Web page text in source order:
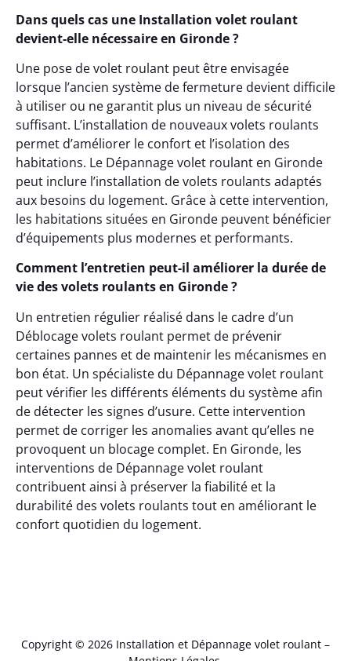
Dans quels cas une Installation volet roulant
devient-elle nécessaire en Gironde ?
Une pose de volet roulant peut être envisagée
lorsque l’ancien système de fermeture devient difficile
à utiliser ou ne garantit plus un niveau de sécurité
suffisant. L’installation de nouveaux volets roulants
permet d’améliorer le confort et l’isolation des
habitations. Le Dépannage volet roulant en Gironde
peut inclure l’installation de volets roulants adaptés
aux besoins du logement. Grâce à cette intervention,
les habitations situées en Gironde peuvent bénéficier
d’équipements plus modernes et performants.
Comment l’entretien peut-il améliorer la durée de
vie des volets roulants en Gironde ?
Un entretien régulier réalisé dans le cadre d’un
Déblocage volets roulant permet de prévenir
certaines pannes et de maintenir les mécanismes en
bon état. Un spécialiste du Dépannage volet roulant
peut vérifier les différents éléments du système afin
de détecter les signes d’usure. Cette intervention
permet de corriger les anomalies avant qu’elles ne
provoquent un blocage complet. En Gironde, les
interventions de Dépannage volet roulant
contribuent ainsi à préserver la fiabilité et la
durabilité des volets roulants tout en améliorant le
confort quotidien du logement.
Copyright © 2026 Installation et Dépannage volet roulant –